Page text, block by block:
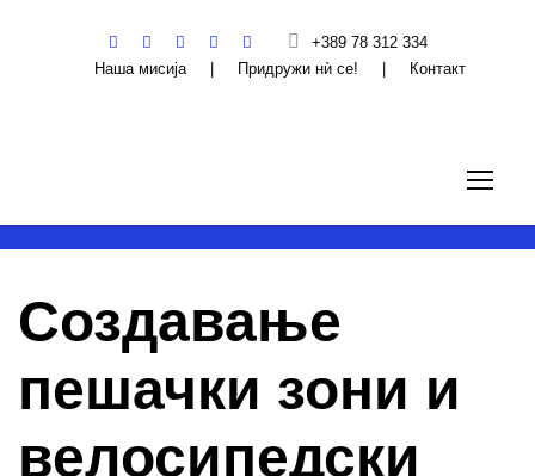
+389 78 312 334
Наша мисија
Придружи нѝ се! Контакт
Создавање
пешачки зони и
велосипедски